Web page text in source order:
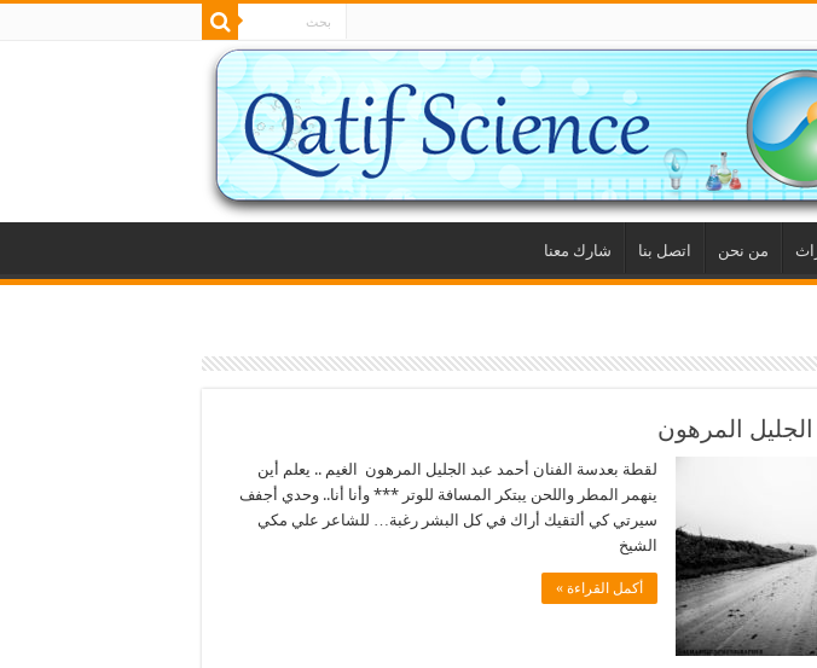
من نحن اتصل بنا شارك معنا
المرهون
لقطة بعدسة الفنان أحمد عبد الجليل المرهون الغيم .. يعلم أين
ينهمر المطر واللحن يبتكر المسافة للوتر *** وأنا أنا.. وحدي أجفف
سيرتي كي ألتقيك أراك في كل البشر رغبة… للشاعر علي مكي
الشيخ
أكمل القراءة »